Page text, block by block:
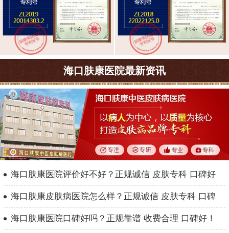
海口肤康医院最新资讯
海口肤康医院评价好不好？正规诚信 皮肤专科 口碑好
海口肤康皮肤病医院怎么样？正规诚信 皮肤专科 口碑
海口肤康医院口碑好吗？正规靠谱 收费合理 口碑好！